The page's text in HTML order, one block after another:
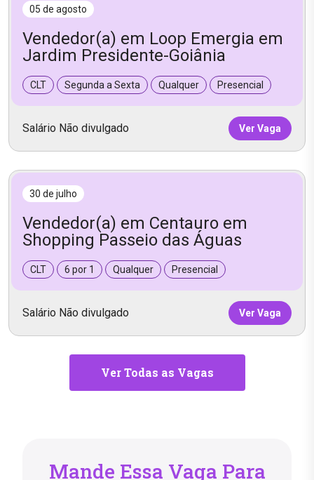
05 de agosto
Vendedor(a) em Loop Emergia em
Jardim Presidente-Goiânia
CLT Segunda a Sexta Qualquer Presencial
Salário Não divulgado Ver Vaga
30 de julho
Vendedor(a) em Centauro em
Shopping Passeio das Águas
CLT 6 por 1 Qualquer Presencial
Salário Não divulgado Ver Vaga
Ver Todas as Vagas
Mande Essa Vaga Para